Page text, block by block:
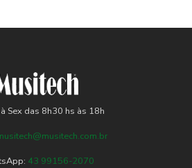
Sex das 8h30 hs às 18h
43 99156-2070